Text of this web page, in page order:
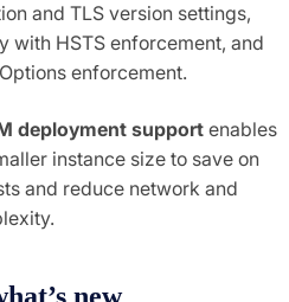
and TLS version settings,
with HSTS enforcement, and
enforcement.
deployment support enables
instance size to save on
and reduce network and